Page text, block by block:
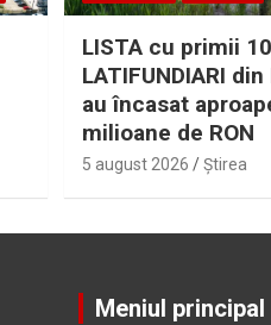
LISTA cu primii
LATIFUNDIARI
au încasat
milioane de RON
5 august 2026 Ştirea
Meniul principal